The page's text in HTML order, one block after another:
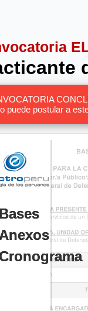
puede postular a
Bases
Anexos
Cronograma